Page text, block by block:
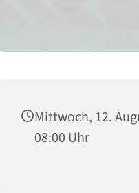
Mittwoch, 12.
08:00 Uhr